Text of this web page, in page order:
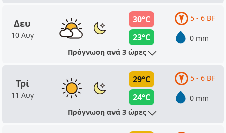
Δευ
10 Αυγ
30°C
23°C
5 - 6 BF
0 mm
Πρόγνωση ανά 3 ώρες
Τρί
11 Αυγ
29°C
24°C
5 - 6 BF
0 mm
Πρόγνωση ανά 3 ώρες